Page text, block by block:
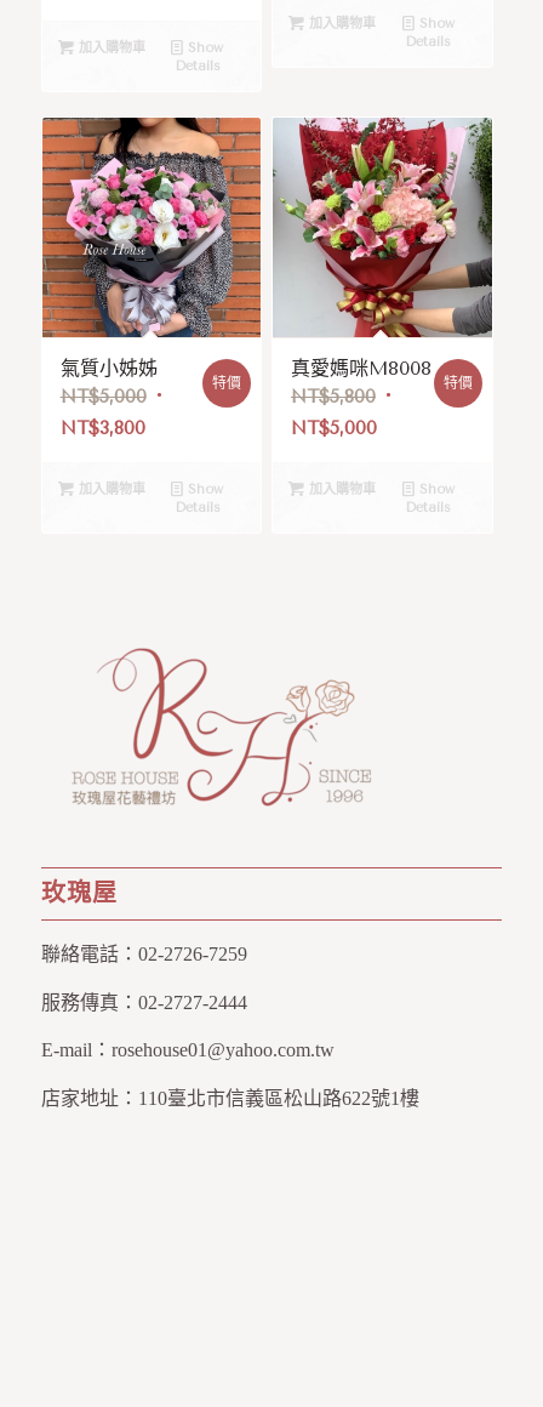
加入購物車
Show
Details
加入購物車
Show
Details
氣質小姊姊
NT$5,000
NT$3,800
特價
加入購物車
Show
Details
真愛媽咪M8008
NT$5,800
NT$5,000
特價
加入購物車
Show
Details
玫瑰屋
聯絡電話： 02-2726-7259
服務傳真： 02-2727-2444
E-mail： rosehouse01@yahoo.com.tw
店家地址： 110臺北市信義區松山路622號1樓